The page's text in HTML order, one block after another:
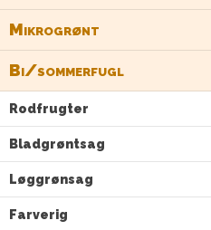
Mikrogrønt
Bi/sommerfugl
Rodfrugter
Bladgrøntsag
Løggrønsag
Farverig